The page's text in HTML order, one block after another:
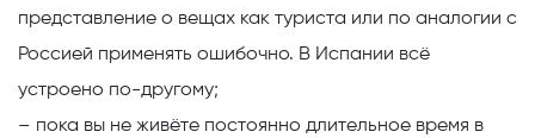
представление о вещах как туриста или по аналогии с
Россией применять ошибочно. В Испании всё
устроено по-другому;
– пока вы не живёте постоянно длительное время в